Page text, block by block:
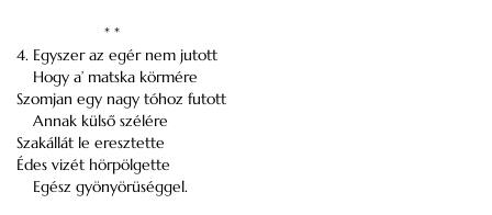
* *
4. Egyszer az egér nem jutott
Hogy a’ matska körmére
Szomjan egy nagy tóhoz futott
Annak külső szélére
Szakállát le eresztette
Édes vizét hörpölgette
Egész gyönyörüséggel.